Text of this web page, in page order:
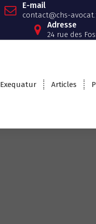
E-mail
contact@chs-
Adresse
24 rue des
Exequatur Articles